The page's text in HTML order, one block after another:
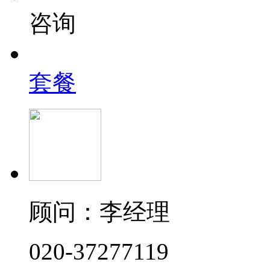
咨询
套餐
顾问：李经理
020-37277119